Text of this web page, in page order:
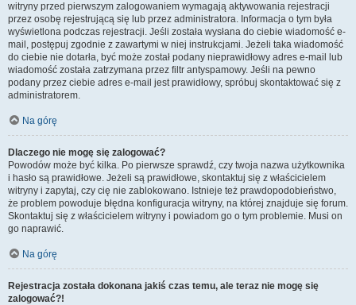
witryny przed pierwszym zalogowaniem wymagają aktywowania rejestracji
przez osobę rejestrującą się lub przez administratora. Informacja o tym była
wyświetlona podczas rejestracji. Jeśli została wysłana do ciebie wiadomość e-
mail, postępuj zgodnie z zawartymi w niej instrukcjami. Jeżeli taka wiadomość
do ciebie nie dotarła, być może został podany nieprawidłowy adres e-mail lub
wiadomość została zatrzymana przez filtr antyspamowy. Jeśli na pewno
podany przez ciebie adres e-mail jest prawidłowy, spróbuj skontaktować się z
administratorem.
Na górę
Dlaczego nie mogę się zalogować?
Powodów może być kilka. Po pierwsze sprawdź, czy twoja nazwa użytkownika
i hasło są prawidłowe. Jeżeli są prawidłowe, skontaktuj się z właścicielem
witryny i zapytaj, czy cię nie zablokowano. Istnieje też prawdopodobieństwo,
że problem powoduje błędna konfiguracja witryny, na której znajduje się forum.
Skontaktuj się z właścicielem witryny i powiadom go o tym problemie. Musi on
go naprawić.
Na górę
Rejestracja została dokonana jakiś czas temu, ale teraz nie mogę się
zalogować?!